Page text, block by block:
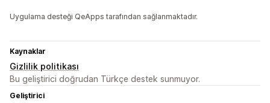
Uygulama desteği QeApps tarafından sağlanmaktadır.
Kaynaklar
Gizlilik politikası
Bu geliştirici doğrudan Türkçe destek sunmuyor.
Geliştirici